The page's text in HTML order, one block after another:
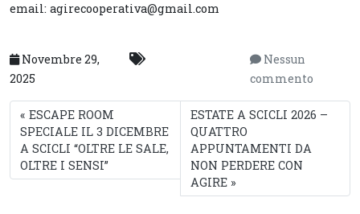
email: agirecooperativa@gmail.com
Novembre 29,
2025
Nessun
commento
ESCAPE ROOM
SPECIALE IL 3 DICEMBRE
A SCICLI “OLTRE LE SALE,
OLTRE I SENSI”
ESTATE A SCICLI 2026 –
QUATTRO
APPUNTAMENTI DA
NON PERDERE CON
AGIRE